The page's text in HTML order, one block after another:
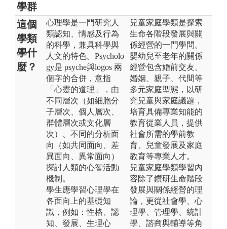
學群
這個
學類
學什
麼？
心理學是一門研究人
類認知、情感及行為
的科學，兼具科學與
人文的特色。Psycholo
gy是 psyche與logos 兩
個字的合併，意指
「心靈的道理」，由
不同層次（如細胞分
子層次、個人層次、
群體層次或文化層
次）、不同的分析面
向（如共同面向、差
異面向、異常面向）
探討人類的心智活動
機制。
學生應學習心理學在
各面向上的基礎知
識，例如：性格、認
知、發展、生理心
兒童家庭學類是探索
生命各階段發展與關
係經營的一門學問。
嬰幼兒至老年的關係
經營包含婚前交友、
婚姻、親子、代間等
多元家庭型態，以研
究兒童與家庭議題，
培育具備專業知能的
教育從業人員，提供
社會所需的學前教
育、兒童發展及家庭
教育等專業人才。
兒童家庭學類學習內
容除了鑽研生命階段
發展與關係經營的理
論，更從社會學、心
理學、管理學、統計
學、諮商與輔導等角